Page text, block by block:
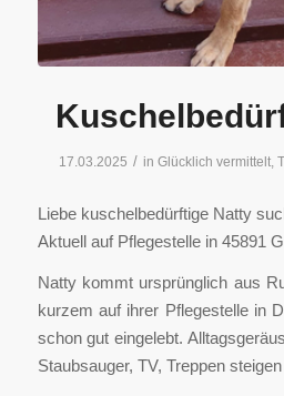
17.03.2025 / inGlücklich vermittelt ,
Liebe kuschelbedürftige Natty
Aktuell auf Pflegestelle in 45891
Natty kommt ursprünglich aus
kurzem auf ihrer Pflegestelle in
schon gut eingelebt.
Staubsauger, TV, Treppen